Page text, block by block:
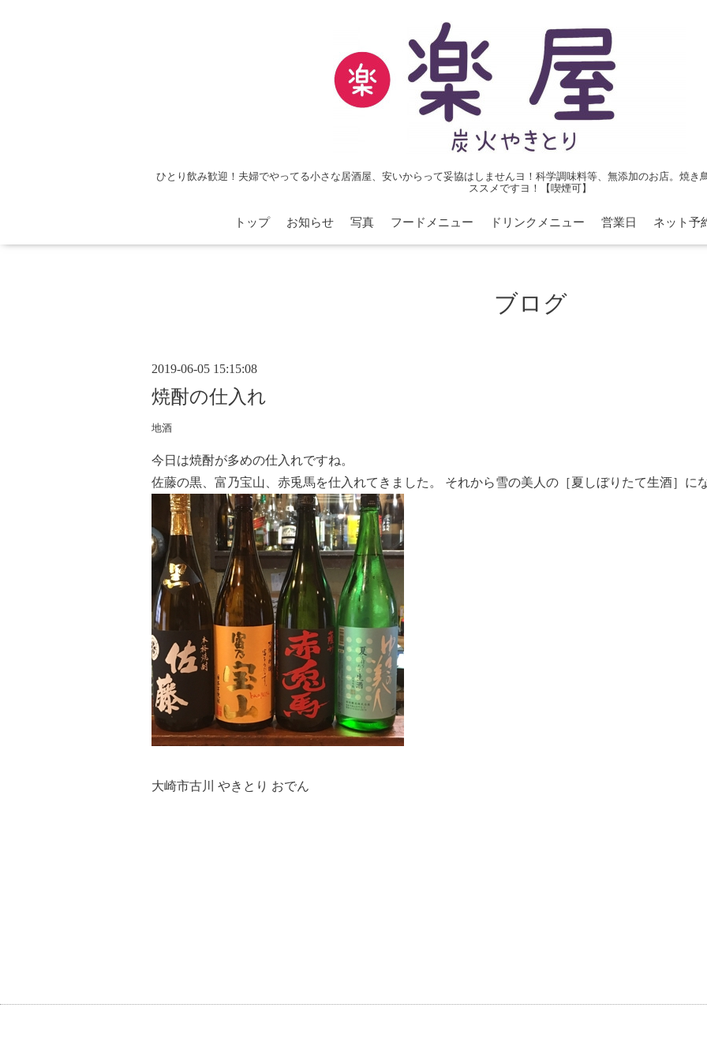
ひとり飲み歓迎！夫婦でやってる小さな居酒屋、安いからって妥協はしませんヨ！科学調味料等、無添加のお店。焼き
ススメですヨ！【喫煙可】
トップ お知らせ 写真 フードメニュー ドリンクメニュー 営業日 ネット予
ブログ
2019-06-05 15:15:08
焼酎の仕入れ
地酒
今日は焼酎が多めの仕入れですね。
佐藤の黒、富乃宝山、赤兎馬を仕入れてきました。 それから雪の美人の［夏しぼりたて生酒］に
大崎市古川 やきとり おでん